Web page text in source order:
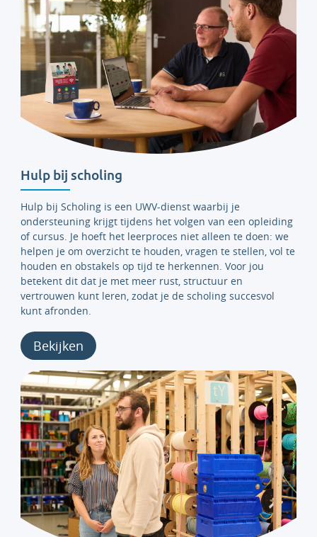
Hulp bij scholing
Hulp bij Scholing is een UWV-dienst waarbij je
ondersteuning krijgt tijdens het volgen van een opleiding
of cursus. Je hoeft het leerproces niet alleen te doen: we
helpen je om overzicht te houden, vragen te stellen, vol te
houden en obstakels op tijd te herkennen. Voor jou
betekent dit dat je met meer rust, structuur en
vertrouwen kunt leren, zodat je de scholing succesvol
kunt afronden.
Bekijken